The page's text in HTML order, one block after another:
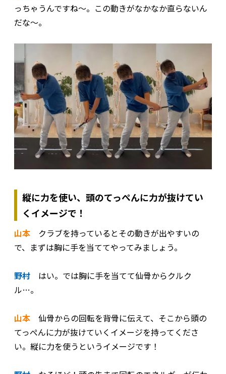
っちゃうんですね～。この動きがなかなか直らないん
だな～。
縦に力を使い、頭のてっぺんに力が抜けてい
くイメージで！
山本 クラブを持っているとその動きが出やすいの
で、まずは胸に手を当ててやってみましょう。
野村 はい。では胸に手を当てて仙骨からクルク
ル…。
山本 仙骨からの回転を背骨に伝えて、そこから頭の
てっぺんに力が抜けていくイメージを持ってくださ
い。縦に力を使うというイメージです！